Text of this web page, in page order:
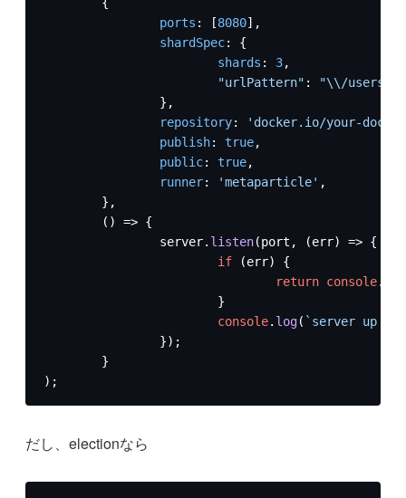
ports : [8080],
shardSpec: {
shards : 3,
"urlPattern" :
"\\/
repository:
'docker.io/your-
publish: true,
public: true,
runner: 'metaparticle' ,
() => {
		server.
listen(port, (err) => {
if (err) {
return console.
console. log( `server up on
);
だし、electionなら